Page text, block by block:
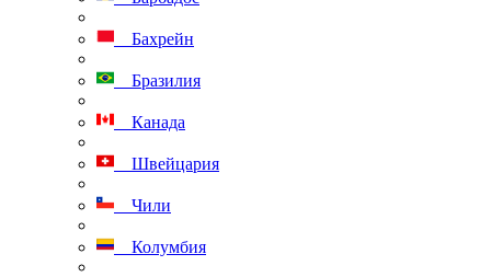
Бахрейн
Бразилия
Канада
Швейцария
Чили
Колумбия